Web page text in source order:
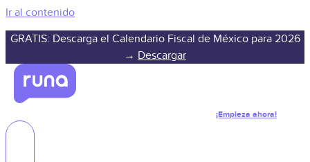
Ir al contenido
GRATIS: Descarga el Calendario Fiscal de México para 2026
→ Descargar
¡Empieza ahora!